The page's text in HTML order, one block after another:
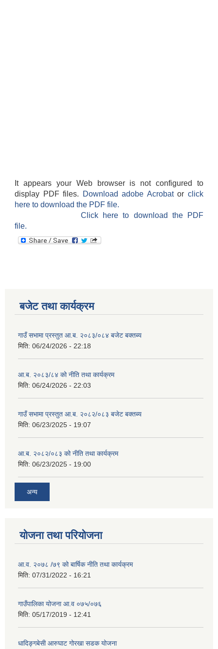
It appears your Web browser is not configured to
display PDF files.
Download adobe Acrobatorclick
here to download the PDF file.
Click here to download the PDF
file.
बजेट तथा कार्यक्रम
गाउँ सभामा प्रस्तुत आ.ब. २०८३/०८४ बजेट बक्तब्य
मिति: 06/24/2026 - 22:18
आ.ब. २०८३/८४ को नीति तथा कार्यक्रम
मिति: 06/24/2026 - 22:03
गाउँ सभामा प्रस्तुत आ.ब. २०८२/०८३ बजेट बक्तब्य
मिति: 06/23/2025 - 19:07
आ.ब. २०८२/०८३ को नीति तथा कार्यक्रम
मिति: 06/23/2025 - 19:00
अन्य
योजना तथा परियोजना
आ.व. २०७८ /७९ को बार्षिक नीति तथा कार्यक्रम
मिति: 07/31/2022 - 16:21
गाउँपालिका योजना आ.व ०७५/०७६
मिति: 05/17/2019 - 12:41
धादिङ्गबेसी आरुघाट गोरखा सडक योजना